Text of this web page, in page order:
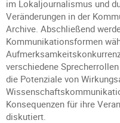
im Lokaljournalismus und
Veränderungen in der
Archive. Abschließend
Kommunikationsformen
verschiedene
die Potenziale von
Konsequenzen für ihre
diskutiert.